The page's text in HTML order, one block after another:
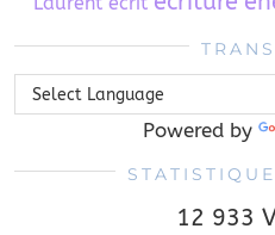
Powered by
12 933